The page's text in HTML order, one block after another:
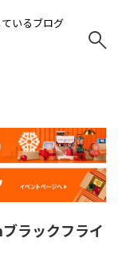
いるブログ
ラックフライ